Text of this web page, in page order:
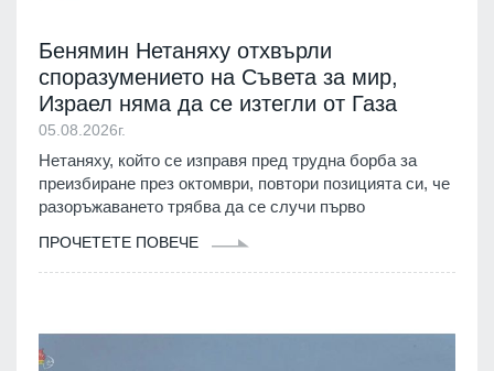
Бенямин Нетаняху отхвърли
споразумението на Съвета за мир,
Израел няма да се изтегли от Газа
05.08.2026г.
Нетаняху, който се изправя пред трудна борба за
преизбиране през октомври, повтори позицията си, че
разоръжаването трябва да се случи първо
ПРОЧЕТЕТЕ ПОВЕЧЕ